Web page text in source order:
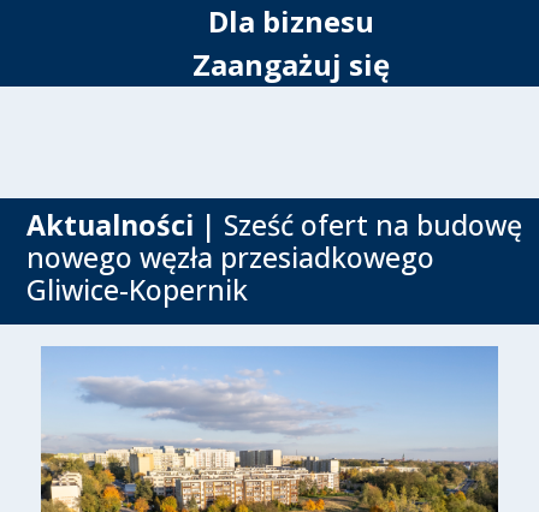
Dla biznesu
Zaangażuj się
Aktualności | Sześć ofert na budowę
nowego węzła przesiadkowego
Gliwice-Kopernik